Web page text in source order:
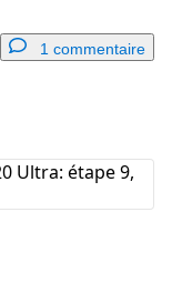
1 commentaire